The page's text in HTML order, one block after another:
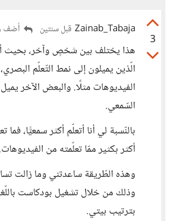
3
Zainab_Tabaja قبل سنتين أضف
هذا يختلف بين شخصٍ وآخر، بحيث
الّذين يميلون إلى نمط التّعلّم
الفيديوهات مثلًا. والبعض الآخر
السّمعي.
بالنّسبة لي أنا أتعلّم أكثر سمعيًّا،
أكثر بكثير ممّا تعلّمته من الفيديوهات.
وهذه الطّريقة ساعدتني وما زالت
وذلك من خلال تشغيل بودكاست
بترتيب بيتي.